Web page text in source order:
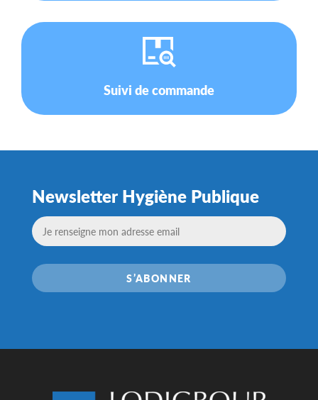
Suivi de commande
Newsletter Hygiène Publique
S’ABONNER